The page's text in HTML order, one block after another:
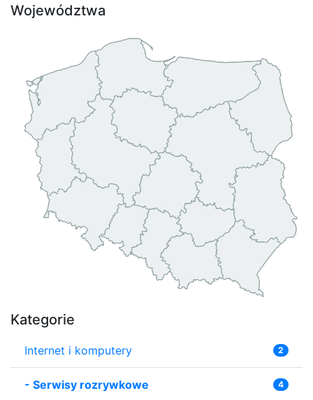
Województwa
Kategorie
Internet i komputery 2
- Serwisy rozrywkowe 4